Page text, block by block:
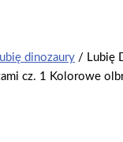
dinozaury / Lubię
cz. 1 Kolorowe